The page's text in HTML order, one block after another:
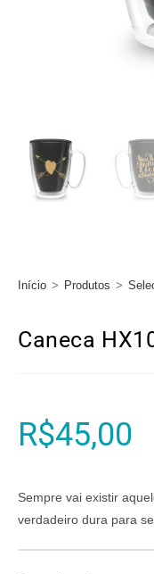
Início > Produtos >
Caneca
R$45,00
Sempre vai existir
verdadeiro dura para